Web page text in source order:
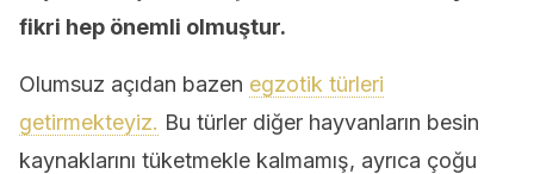
fikri hep önemli olmuştur.
Olumsuz açıdan bazen egzotik türleri
getirmekteyiz. Bu türler diğer hayvanların besin
kaynaklarını tüketmekle kalmamış, ayrıca çoğu